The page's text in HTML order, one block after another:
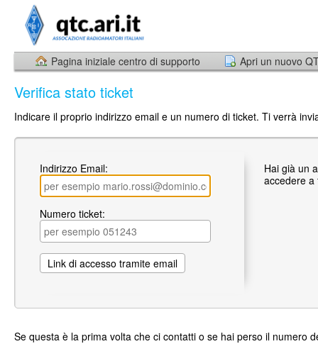
Pagina iniziale centro di supporto Apri un nuovo
Verifica stato ticket
Indicare il proprio indirizzo email e un numero di ticket. Ti verrà
Indirizzo Email:
Numero ticket:
Hai già un
accedere a
Se questa è la prima volta che ci contatti o se hai perso il numero